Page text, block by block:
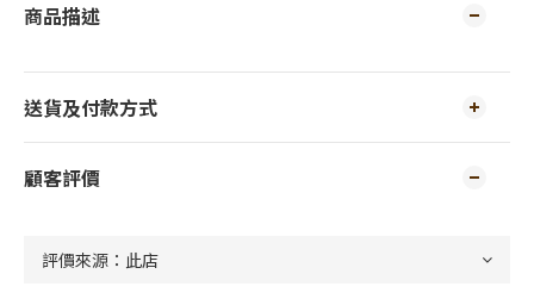
商品描述
送貨及付款方式
顧客評價